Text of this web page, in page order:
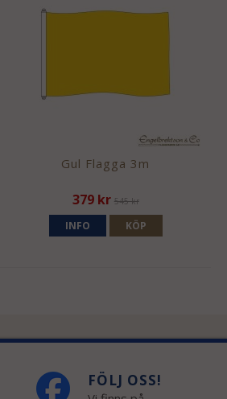
Gul Flagga 3m
379 kr 545 kr
INFO KÖP
FÖLJ OSS!